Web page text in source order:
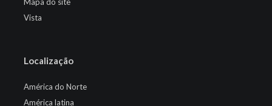
Vista
Localização
América do Norte
América latina